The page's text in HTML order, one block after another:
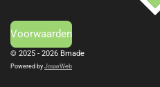
Voorwaarden
© 2025 - 2026 Bmade
Powered by JouwWeb